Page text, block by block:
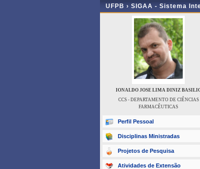
UFPB › SIGAA - Sistema
IONALDO JOSE LIMA DINIZ
CCS - DEPARTAMENTO DE CIÊNCIAS
FARMACÊUTICAS
Perfil Pessoal
Disciplinas Ministradas
Projetos de Pesquisa
Atividades de Extensão